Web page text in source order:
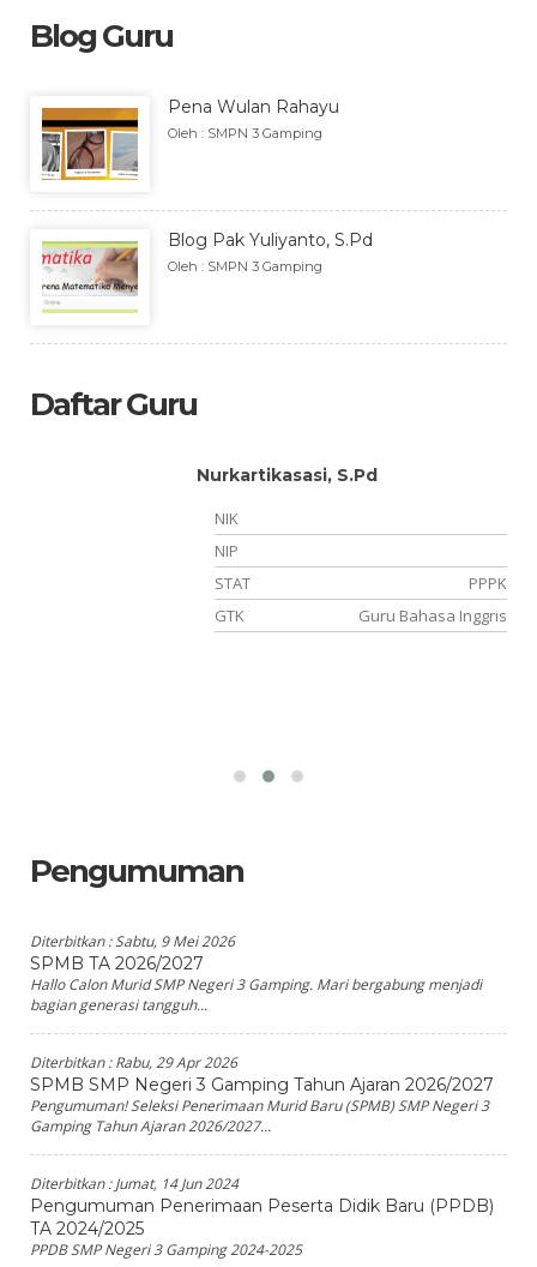
Blog Guru
Pena Wulan Rahayu
Oleh : SMPN 3 Gamping
Blog Pak Yuliyanto, S.Pd
Oleh : SMPN 3 Gamping
Daftar Guru
Nurkartikasasi, S.Pd
NIK
NIP
STAT
PPPK
GTK
Guru Bahasa Inggris
Pengumuman
Diterbitkan :Sabtu, 9 Mei 2026
SPMB TA 2026/2027
Hallo Calon Murid SMP Negeri 3 Gamping. Mari bergabung menjadi
bagian generasi tangguh...
Diterbitkan :Rabu, 29 Apr 2026
SPMB SMP Negeri 3 Gamping Tahun Ajaran 2026/2027
Pengumuman! Seleksi Penerimaan Murid Baru (SPMB) SMP Negeri 3
Gamping Tahun Ajaran 2026/2027...
Diterbitkan :Jumat, 14 Jun 2024
Pengumuman Penerimaan Peserta Didik Baru (PPDB)
TA 2024/2025
PPDB SMP Negeri 3 Gamping 2024-2025